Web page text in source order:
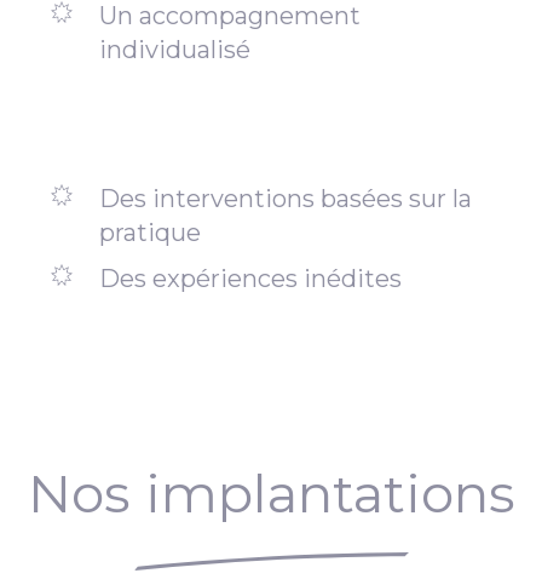
Un accompagnement
individualisé
Des interventions basées sur la
pratique
Des expériences inédites
Nos implantations